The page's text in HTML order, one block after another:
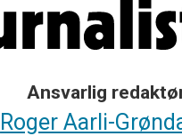
Ansvarlig
Roger Aarli-